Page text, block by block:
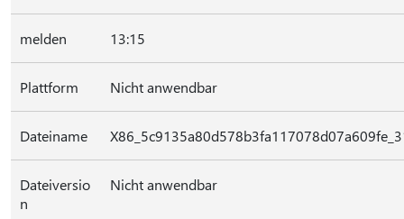
melden 13:15
Plattform Nicht anwendbar
Dateiname
Dateiversio
n
Nicht anwendbar